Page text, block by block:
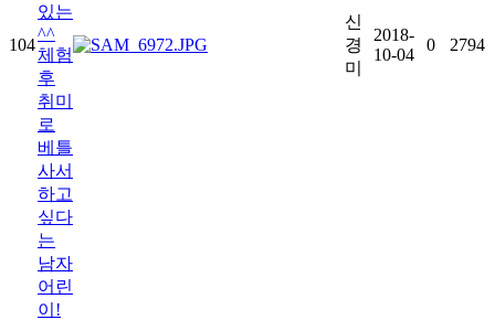
104
있는
^^
체험
후
취미
로
베틀
사서
하고
싶다
는
남자
어린
이!
신
경
미
2018-
10-04
0 2794